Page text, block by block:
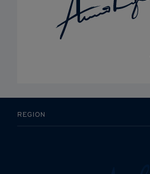
REGION